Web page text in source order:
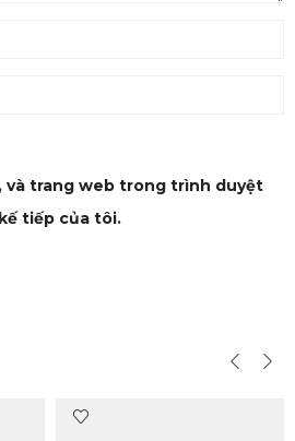
và trang web trong trình duyệt
tiếp của tôi.